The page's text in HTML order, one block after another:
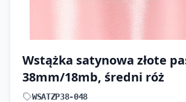
Wstążka satynowa złote
38mm/18mb, średni róż
WSATZP38-048